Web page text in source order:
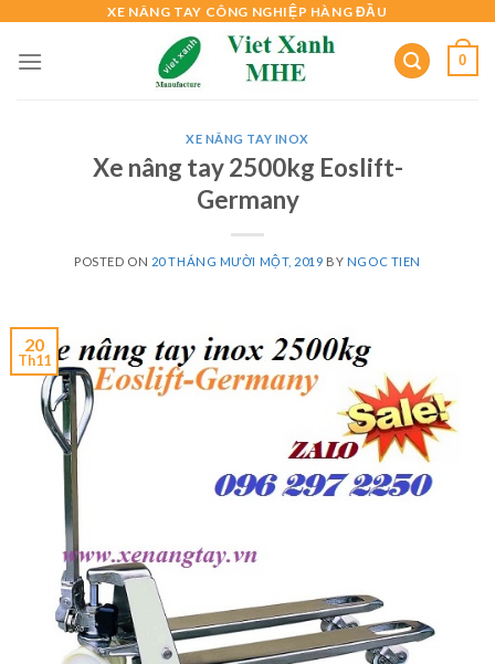
content
XE NÂNG TAY CÔNG NGHIỆP HÀNG ĐẦU
0
XE NÂNG TAY INOX
Xe nâng tay 2500kg Eoslift-
Germany
POSTED ON 20 THÁNG MƯỜI MỘT, 2019 BY NGOC TIEN
20
Th11